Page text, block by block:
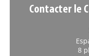
Contacter le
8